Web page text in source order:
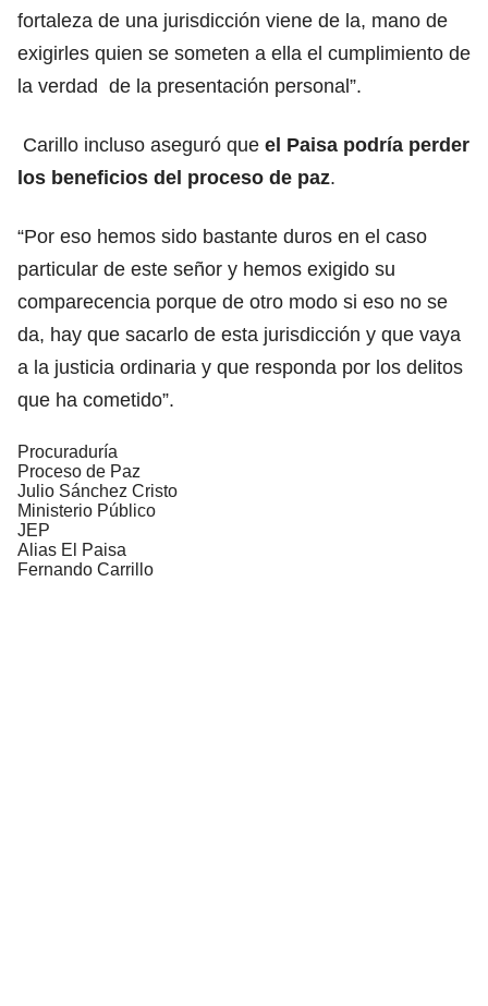
fortaleza de una jurisdicción viene de la, mano de
exigirles quien se someten a ella el cumplimiento de
la verdad de la presentación personal”.
Carillo incluso aseguró que el Paisa podría perder
los beneficios del proceso de paz.
“Por eso hemos sido bastante duros en el caso
particular de este señor y hemos exigido su
comparecencia porque de otro modo si eso no se
da, hay que sacarlo de esta jurisdicción y que vaya
a la justicia ordinaria y que responda por los delitos
que ha cometido”.
Procuraduría
Proceso de Paz
Julio Sánchez Cristo
Ministerio Público
JEP
Alias El Paisa
Fernando Carrillo